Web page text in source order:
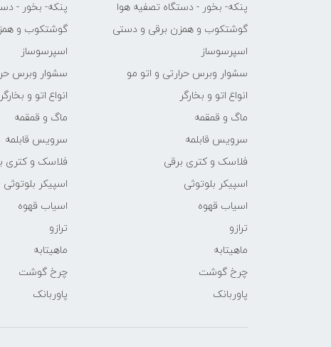
پنکه- بخور - دستگاه تصفیه هوا
گوشتکوب و همزن برقی و دستی
اسپرسوساز
سشوار وبرس حرارتی و اتو مو
انواع اتو و بخارگر
ماگ و قمقمه
سرویس قابلمه
فلاسک و کتری برقی
اسپیکر بلوتوثی
اسیاب قهوه
ترازو
ماهیتابه
چرخ گوشت
پاوربانک
پنکه- بخور -
گوشتکوب و
اسپرسوساز
سشوار وبرس
انواع اتو و بخارگر
ماگ و قمقمه
سرویس قابلمه
فلاسک و کتری
اسپیکر بلوتوثی
اسیاب قهوه
ترازو
ماهیتابه
چرخ گوشت
پاوربانک